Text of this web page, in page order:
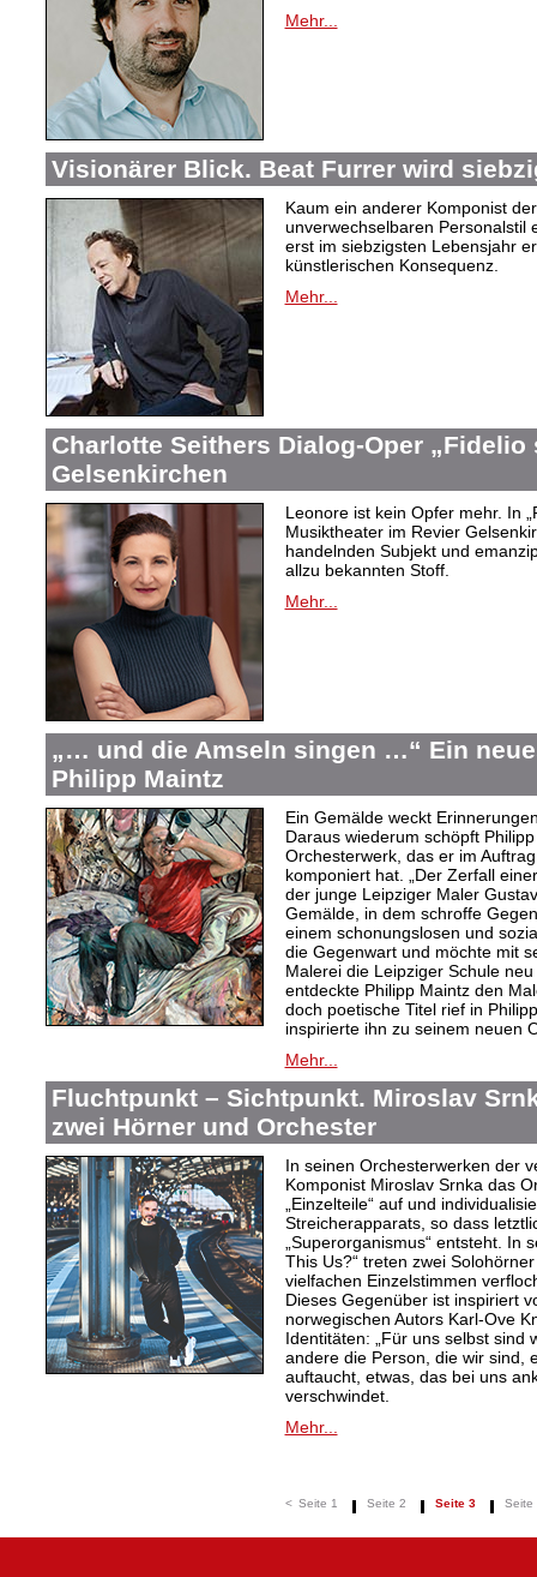
Mehr...
Visionärer Blick. Beat Furrer wird
Kaum ein anderer Komponist
unverwechselbaren Personalstil
erst im siebzigsten Lebensjahr
künstlerischen Konsequenz.
Mehr...
Charlotte Seithers Dialog-Oper „Fidelio
Gelsenkirchen
Leonore ist kein Opfer mehr. In
Musiktheater im Revier
handelnden Subjekt und
allzu bekannten Stoff.
Mehr...
„… und die Amseln singen …“ Ein
Philipp Maintz
Ein Gemälde weckt
Daraus wiederum schöpft
Orchesterwerk, das er im
komponiert hat. „Der Zerfall
der junge Leipziger Maler
Gemälde, in dem schroffe
einem schonungslosen und
die Gegenwart und möchte mit
Malerei die Leipziger Schule
entdeckte Philipp Maintz den
doch poetische Titel rief in
inspirierte ihn zu seinem neuen
Mehr...
Fluchtpunkt – Sichtpunkt. Miroslav
zwei Hörner und Orchester
In seinen Orchesterwerken der
Komponist Miroslav Srnka das
„Einzelteile“ auf und
Streicherapparats, so dass
„Superorganismus“ entsteht. In
This Us?“ treten zwei
vielfachen Einzelstimmen
Dieses Gegenüber ist inspiriert
norwegischen Autors Karl-Ove
Identitäten: „Für uns selbst sind
andere die Person, die wir sind,
auftaucht, etwas, das bei uns
verschwindet.
Mehr...
< Seite 1 Seite 2 Seite 3 Seite